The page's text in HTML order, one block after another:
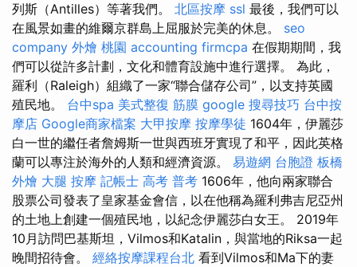
列斯（Antilles）等著我們。 北區按摩 ssl 最後，我們可以
在風景如畫的維爾京群島上屈服於完美的休息。 seo
company 外燴 桃園 accounting firmcpa 在假期期間，我
們可以從許多計劃，文化和體育設施中進行選擇。 為此，
羅利（Raleigh）組織了一家“聯合儲存公司”，以支持英國
殖民地。 台中spa 美式整復 筋膜 google 搜尋技巧 台中按
摩店 Google商家檔案 大甲按摩 按摩學徒 1604年，伊麗莎
白一世的繼任者詹姆斯一世與西班牙實現了和平，因此英格
蘭可以專注於海外的人類和經濟資源。 易遊網 台胞證 板橋
外燴 大腿 按摩 記帳士 高考 普考 1606年，他向兩家聯合
股票公司發表了皇家基金會信，以在他稱為羅利弗吉尼亞州
的土地上創建一個殖民地，以紀念伊麗莎白女王。 2019年
10月訪問巴基斯坦，Vilmos和Katalin，與當地的Riksa一起
晚間招待會。 經絡按摩課程台北 看到Vilmos和Ma下的妻